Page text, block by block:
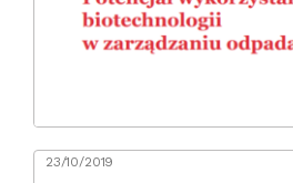
23/10/2019